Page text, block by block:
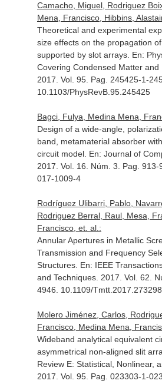
Camacho, Miguel, Rodriguez
Mena, Francisco, Hibbins,
Theoretical and experimental
size effects on the propagation
supported by slot arrays. En:
Covering Condensed Matter and
2017. Vol. 95. Pag. 245425-1-
10.1103/PhysRevB.95.245425
Bagci, Fulya, Medina Mena,
Design of a wide-angle,
band, metamaterial absorber
circuit model. En: Journal of
2017. Vol. 16. Núm. 3. Pag.
017-1009-4
Rodríguez Ulibarri, Pablo,
Rodriguez Berral, Raul, Mesa,
Francisco, et. al.:
Annular Apertures in Metallic
Transmission and Frequency
Structures. En: IEEE
and Techniques. 2017. Vol. 62.
4946. 10.1109/
Molero Jiménez, Carlos,
Francisco, Medina Mena,
Wideband analytical equivalent
asymmetrical non-aligned slit
Review E: Statistical, Nonlinear,
2017. Vol. 95. Pag. 023303-1-